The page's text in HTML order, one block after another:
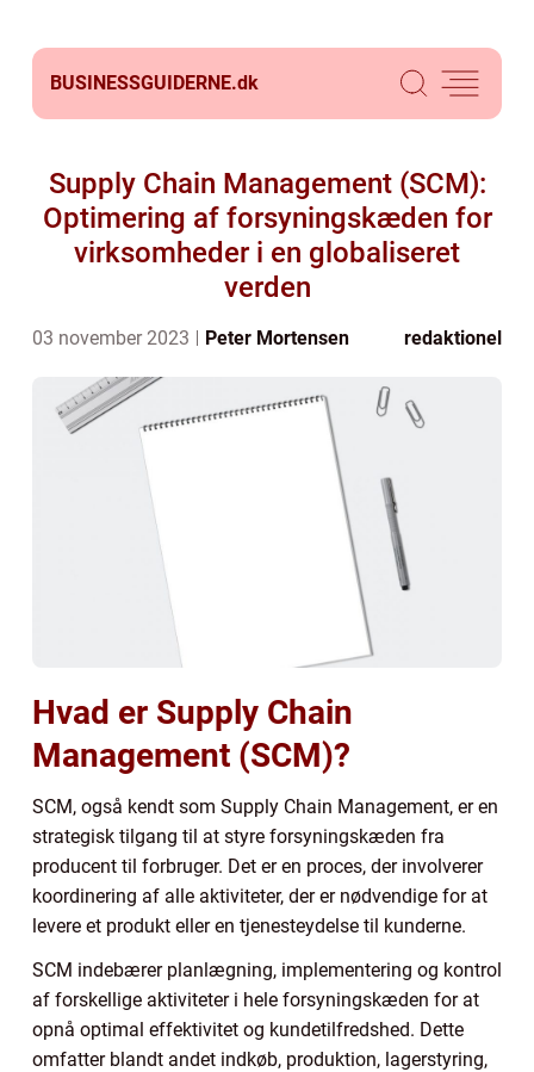
BUSINESSGUIDERNE.dk
Supply Chain Management (SCM):
Optimering af forsyningskæden for
virksomheder i en globaliseret
verden
03 november 2023 Peter Mortensen redaktionel
Hvad er Supply Chain
Management (SCM)?
SCM, også kendt som Supply Chain Management, er en
strategisk tilgang til at styre forsyningskæden fra
producent til forbruger. Det er en proces, der involverer
koordinering af alle aktiviteter, der er nødvendige for at
levere et produkt eller en tjenesteydelse til kunderne.
SCM indebærer planlægning, implementering og kontrol
af forskellige aktiviteter i hele forsyningskæden for at
opnå optimal effektivitet og kundetilfredshed. Dette
omfatter blandt andet indkøb, produktion, lagerstyring,